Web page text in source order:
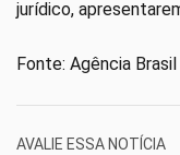
jurídico,
Fonte: Agência Brasil
AVALIE ESSA NOTÍCIA